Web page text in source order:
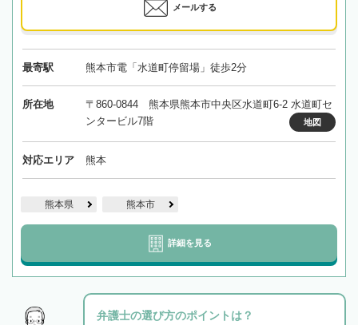
メールする
最寄駅 熊本市電「水道町停留場」徒歩2分
所在地
〒860-0844 熊本県熊本市中央区水道町6-2 水道町セ
ンタービル7階
地図
対応エリア 熊本
熊本県 熊本市
詳細を見る
弁護士の選び方のポイントは？